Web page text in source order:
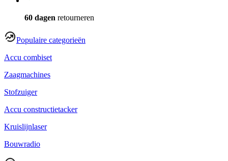
60 dagen retourneren
Populaire categorieën
Accu combiset
Zaagmachines
Stofzuiger
Accu constructietacker
Kruislijnlaser
Bouwradio